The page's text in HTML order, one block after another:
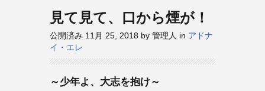
見て見て、口から煙が！
公開済み 11月 25, 2018 by 管理人 in アドナ
イ・エレ
～少年よ、大志を抱け～